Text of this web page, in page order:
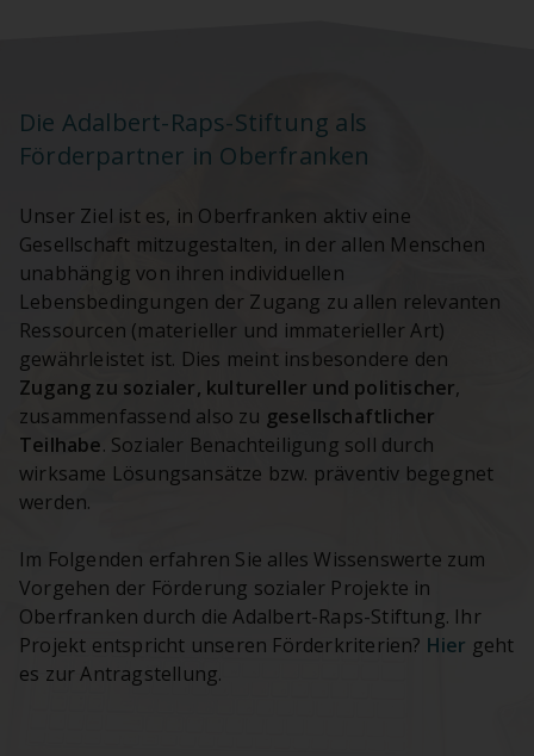
Die Adalbert-Raps-Stiftung als
Förderpartner in Oberfranken
Unser Ziel ist es, in Oberfranken aktiv eine
Gesellschaft mitzugestalten, in der allen Menschen
unabhängig von ihren individuellen
Lebensbedingungen der Zugang zu allen relevanten
Ressourcen (materieller und immaterieller Art)
gewährleistet ist. Dies meint insbesondere den
Zugang zu sozialer, kultureller und politischer,
zusammenfassend also zu gesellschaftlicher
Teilhabe. Sozialer Benachteiligung soll durch
wirksame Lösungsansätze bzw. präventiv begegnet
werden.
Im Folgenden erfahren Sie alles Wissenswerte zum
Vorgehen der Förderung sozialer Projekte in
Oberfranken durch die Adalbert-Raps-Stiftung. Ihr
Projekt entspricht unseren Förderkriterien? Hier geht
es zur Antragstellung.